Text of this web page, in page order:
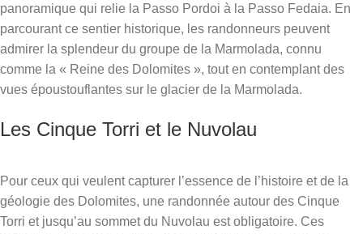
panoramique qui relie la Passo Pordoi à la Passo Fedaia. En
parcourant ce sentier historique, les randonneurs peuvent
admirer la splendeur du groupe de la Marmolada, connu
comme la « Reine des Dolomites », tout en contemplant des
vues époustouflantes sur le glacier de la Marmolada.
Les Cinque Torri et le Nuvolau
Pour ceux qui veulent capturer l’essence de l’histoire et de la
géologie des Dolomites, une randonnée autour des Cinque
Torri et jusqu’au sommet du Nuvolau est obligatoire. Ces